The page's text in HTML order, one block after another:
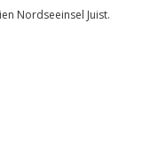
Nordseeinsel Juist.